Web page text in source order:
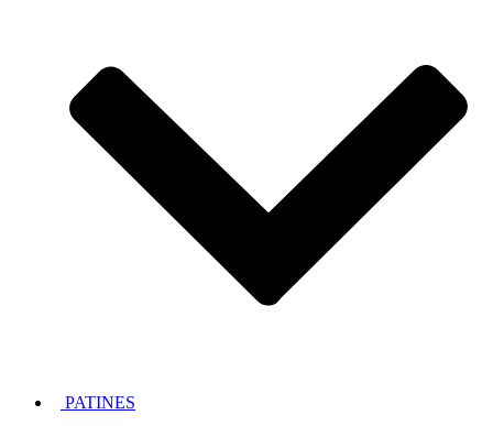
PATINES